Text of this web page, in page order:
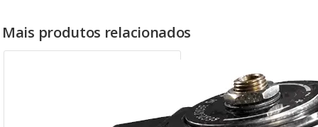
Mais produtos relacionados